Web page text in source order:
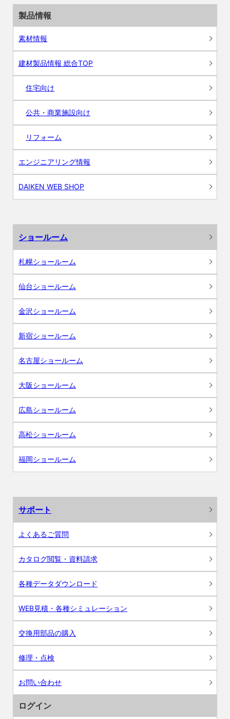
製品情報
素材情報
建材製品情報 総合TOP
住宅向け
公共・商業施設向け
リフォーム
エンジニアリング情報
DAIKEN WEB SHOP
ショールーム
札幌ショールーム
仙台ショールーム
金沢ショールーム
新宿ショールーム
名古屋ショールーム
大阪ショールーム
広島ショールーム
高松ショールーム
福岡ショールーム
サポート
よくあるご質問
カタログ閲覧・資料請求
各種データダウンロード
WEB見積・各種シミュレーション
交換用部品の購入
修理・点検
お問い合わせ
ログイン